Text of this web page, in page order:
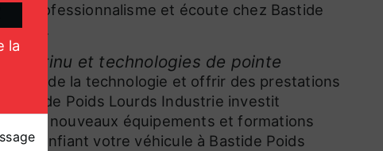
la
professionnalisme et écoute chez Bastide
continu et technologies de pointe
pointe de la technologie et offrir des prestations
Bastide Poids Lourds Industrie investit
de nouveaux équipements et formations
En confiant votre véhicule à Bastide Poids